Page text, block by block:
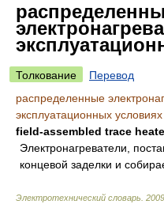
Толкование
Перевод
распределенные
эксплуатационных условиях
field-assembled trace
Электронагреватели,
концевой заделки и
Электротехнический словарь 2009